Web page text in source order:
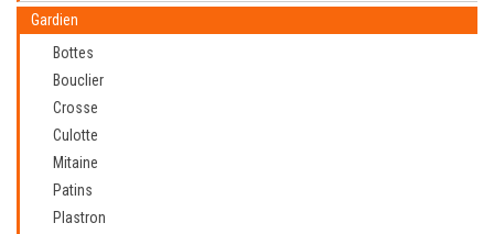
Gardien
Bottes
Bouclier
Crosse
Culotte
Mitaine
Patins
Plastron